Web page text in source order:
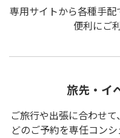
専用サイトから各種手
便利にご
旅先・イ
ご旅行や出張に合わせ
どのご予約を専任コン